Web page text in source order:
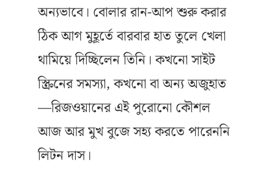
অন্যভাবে। বোলার রান-আপ শুরু করার
ঠিক আগ মুহূর্তে বারবার হাত তুলে খেলা
থামিয়ে দিচ্ছিলেন তিনি। কখনো সাইট
স্ক্রিনের সমস্যা, কখনো বা অন্য অজুহাত
—রিজওয়ানের এই পুরোনো কৌশল
আজ আর মুখ বুজে সহ্য করতে পারেননি
লিটন দাস।